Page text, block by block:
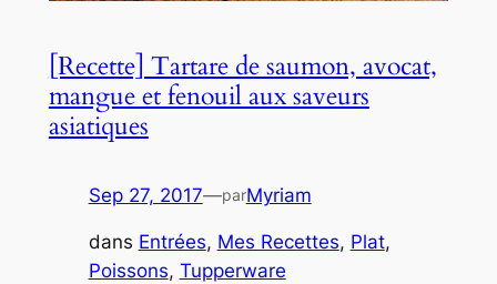
[Recette] Tartare de saumon, avocat,
mangue et fenouil aux saveurs
asiatiques
Sep 27, 2017—parMyriam
dans Entrées, Mes Recettes, Plat
Poissons, Tupperware